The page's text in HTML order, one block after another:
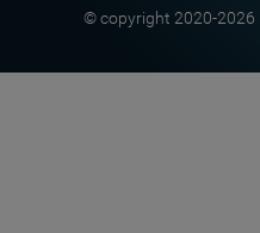
© copyright 2020-2026